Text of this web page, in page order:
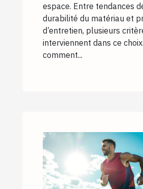
espace. Entre tendances
durabilité du matériau et
d’entretien, plusieurs
interviennent dans ce
comment...